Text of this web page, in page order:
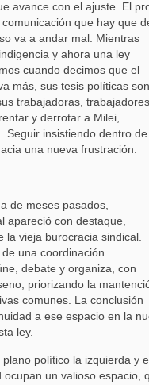
avance con el ajuste. El
que hay que
va a andar mal. Mientras
y ahora una ley
cuando decimos que el
más, sus tesis políticas son
trabajadoras,
y derrotar a Milei,
Seguir insistiendo dentro
una nueva frustración.
de meses pasados,
apareció con destaque,
la vieja burocracia sindical.
una coordinación
debate y organiza, con
priorizando la
comunes. La conclusión
a ese espacio en la
ley.
político la izquierda y
un valioso espacio,